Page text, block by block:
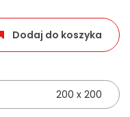
Dodaj do koszyka
200 x 200